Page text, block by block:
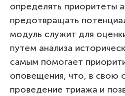
определять приоритеты
предотвращать
модуль служит для
путем анализа
самым помогает
оповещения, что, в свою
проведение триажа и